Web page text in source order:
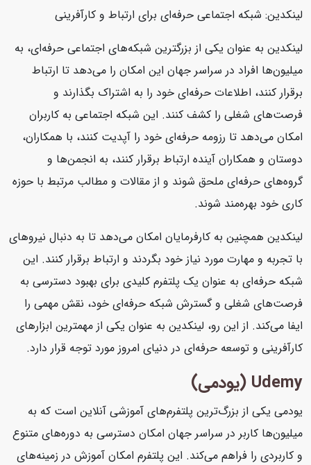
لینکدین: شبکه اجتماعی حرفه‌ای برای ارتباط و کارآفرینی
لینکدین به عنوان یکی از بزرگترین شبکه‌های اجتماعی حرفه‌ای، به
میلیون‌ها افراد در سراسر جهان این امکان را می‌دهد تا ارتباط
برقرار کنند، اطلاعات حرفه‌ای خود را به اشتراک بگذارند و
فرصت‌های شغلی را کشف کنند. این شبکه اجتماعی به کاربران
امکان می‌دهد تا رزومه حرفه‌ای خود را آپدیت کنند، با همکاران،
دوستان و همکاران آینده ارتباط برقرار کنند، به انجمن‌ها و
گروه‌های حرفه‌ای ملحق شوند و از مقالات و مطالب مرتبط با حوزه
کاری خود بهره‌مند شوند.
لینکدین همچنین به کارفرمایان امکان می‌دهد تا به دنبال نیروهای
با تجربه و مهارت مورد نیاز خود بگردند و ارتباط برقرار کنند. این
شبکه حرفه‌ای به عنوان یک پلتفرم کلیدی برای بهبود دسترسی به
فرصت‌های شغلی و گسترش شبکه حرفه‌ای خود، نقش مهمی را
ایفا می‌کند. از این رو، لینکدین به عنوان یکی از مهمترین ابزارهای
کارآفرینی و توسعه حرفه‌ای در دنیای امروز مورد توجه قرار دارد.
Udemy (یودمی)
یودمی یکی از بزرگ‌ترین پلتفرم‌های آموزشی آنلاین است که به
میلیون‌ها کاربر در سراسر جهان امکان دسترسی به دوره‌های متنوع
و کاربردی را فراهم می‌کند. این پلتفرم امکان آموزش در زمینه‌های